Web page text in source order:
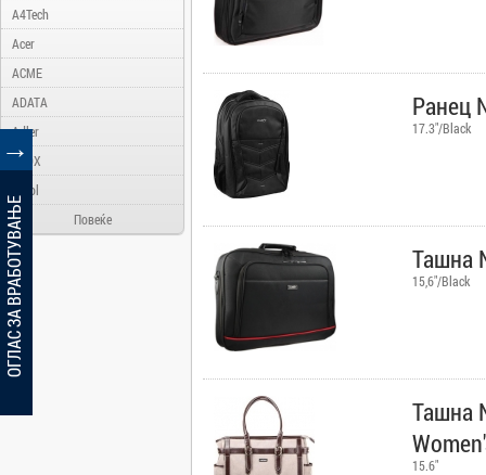
A4Tech
Acer
ACME
ADATA
Adler
AFOX
Ainol
Alcatel
Allview
Aloha Day
AMD
AOC
Apache
Повеќе
Ранец
17.3"/Black
Ташна
15,6"/Black
Ташна
15.6"
ОГЛАС ЗА ВРАБОТУВАЊЕ
→